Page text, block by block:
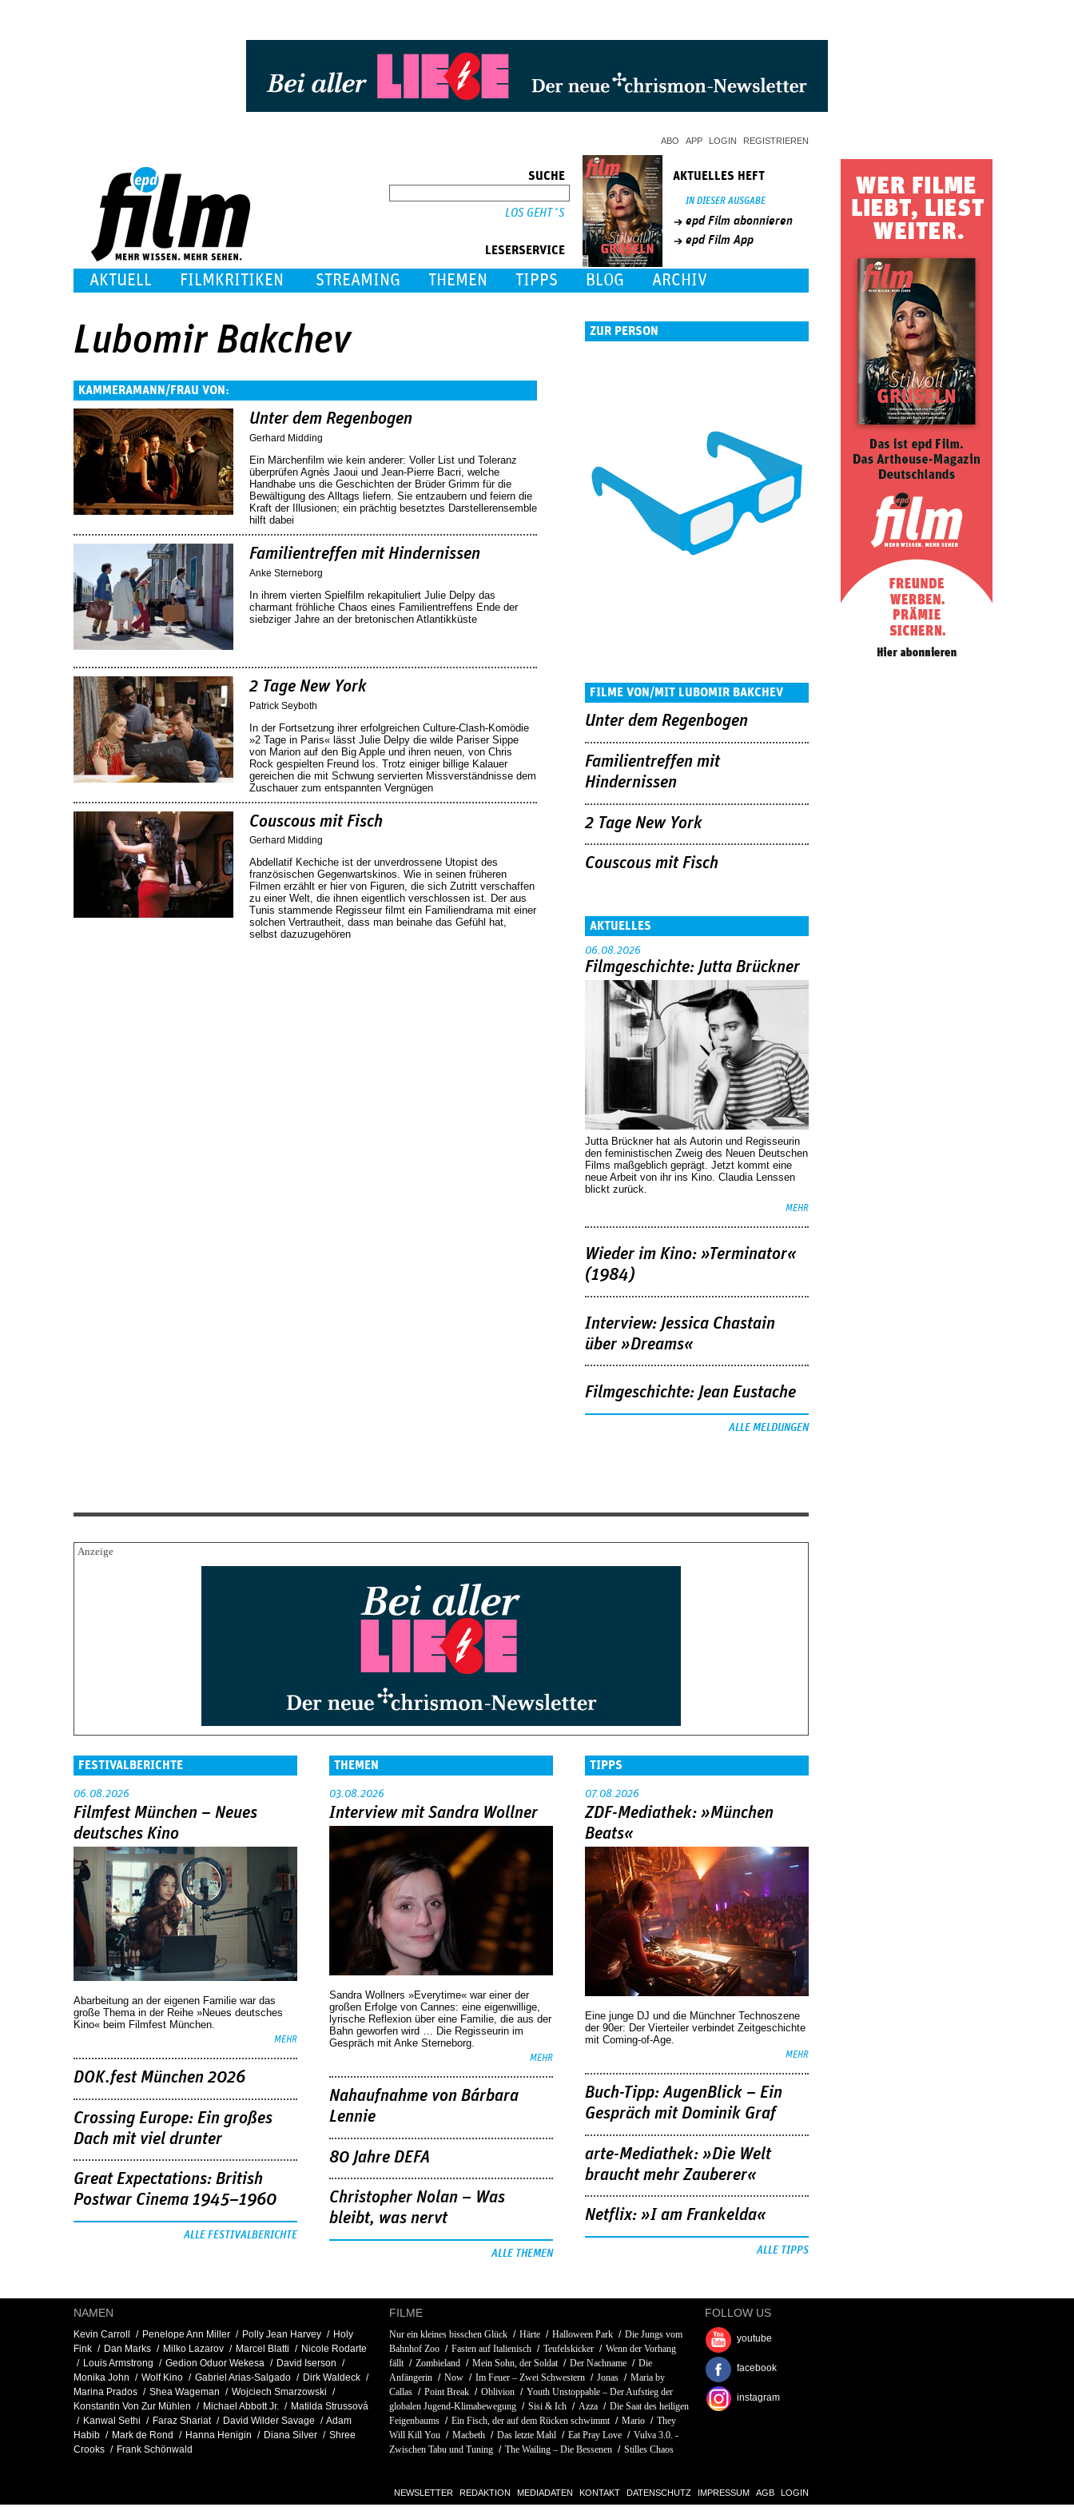
ABO APP LOGIN REGISTRIEREN
SUCHE
LESERSERVICE
AKTUELLES HEFT
IN DIESER AUSGABE
epd Film abonnieren
epd Film App
AKTUELL FILMKRITIKEN STREAMING THEMEN TIPPS BLOG ARCHIV
Lubomir Bakchev
KAMMERAMANN/FRAU VON:
Unter dem Regenbogen
Gerhard Midding
Ein Märchenfilm wie kein anderer: Voller List und Toleranz
überprüfen Agnès Jaoui und Jean-Pierre Bacri, welche
Handhabe uns die Geschichten der Brüder Grimm für die
Bewältigung des Alltags liefern. Sie entzaubern und feiern die
Kraft der Illusionen; ein prächtig besetztes Darstellerensemble
hilft dabei
Familientreffen mit Hindernissen
Anke Sterneborg
In ihrem vierten Spielfilm rekapituliert Julie Delpy das
charmant fröhliche Chaos eines Familientreffens Ende der
siebziger Jahre an der bretonischen Atlantikküste
2 Tage New York
Patrick Seyboth
In der Fortsetzung ihrer erfolgreichen Culture-Clash-Komödie
»2 Tage in Paris« lässt Julie Delpy die wilde Pariser Sippe
von Marion auf den Big Apple und ihren neuen, von Chris
Rock gespielten Freund los. Trotz einiger billige Kalauer
gereichen die mit Schwung servierten Missverständnisse dem
Zuschauer zum entspannten Vergnügen
Couscous mit Fisch
Gerhard Midding
Abdellatif Kechiche ist der unverdrossene Utopist des
französischen Gegenwartskinos. Wie in seinen früheren
Filmen erzählt er hier von Figuren, die sich Zutritt verschaffen
zu einer Welt, die ihnen eigentlich verschlossen ist. Der aus
Tunis stammende Regisseur filmt ein Familiendrama mit einer
solchen Vertrautheit, dass man beinahe das Gefühl hat,
selbst dazuzugehören
ZUR PERSON
FILME VON/MIT LUBOMIR BAKCHEV
Unter dem Regenbogen
Familientreffen mit
Hindernissen
2 Tage New York
Couscous mit Fisch
AKTUELLES
06.08.2026
Filmgeschichte: Jutta Brückner
Jutta Brückner hat als Autorin und Regisseurin
den feministischen Zweig des Neuen Deutschen
Films maßgeblich geprägt. Jetzt kommt eine
neue Arbeit von ihr ins Kino. Claudia Lenssen
blickt zurück.
MEHR
Wieder im Kino: »Terminator«
(1984)
Interview: Jessica Chastain
über »Dreams«
Filmgeschichte: Jean Eustache
ALLE MELDUNGEN
FESTIVALBERICHTE
06.08.2026
Filmfest München – Neues
deutsches Kino
Abarbeitung an der eigenen Familie war das
große Thema in der Reihe »Neues deutsches
Kino« beim Filmfest München.
MEHR
DOK.fest München 2026
Crossing Europe: Ein großes
Dach mit viel drunter
Great Expectations: British
Postwar Cinema 1945–1960
ALLE FESTIVALBERICHTE
THEMEN
03.08.2026
Interview mit Sandra Wollner
Sandra Wollners »Everytime« war einer der
großen Erfolge von Cannes: eine eigenwillige,
lyrische Reflexion über eine ­Familie, die aus der
Bahn geworfen wird … Die Regisseurin im
Gespräch mit Anke Sterneborg.
MEHR
Nahaufnahme von Bárbara
Lennie
80 Jahre DEFA
Christopher Nolan – Was
bleibt, was nervt
ALLE THEMEN
TIPPS
07.08.2026
ZDF-Mediathek: »München
Beats«
Eine junge DJ und die Münchner Technoszene
der 90er: Der Vierteiler verbindet Zeitgeschichte
mit Coming-of-Age.
MEHR
Buch-Tipp: AugenBlick – Ein
Gespräch mit Dominik Graf
arte-Mediathek: »Die Welt
braucht mehr Zauberer«
Netflix: »I am Frankelda«
ALLE TIPPS
NAMEN
Kevin Carroll Penelope Ann Miller Polly Jean Harvey
Holy
Fink
Dan Marks Milko Lazarov Marcel Blatti
Nicole Rodarte
Louis Armstrong
Gedion Oduor Wekesa
David Iserson
Monika John
Wolf Kino Gabriel Arias-Salgado
Dirk Waldeck
Marina Prados
Shea Wageman
Wojciech Smarzowski
Konstantin Von Zur Mühlen
Michael Abbott Jr.
Matilda Strussová
Kanwal Sethi
Faraz Shariat David Wilder Savage
Adam
Habib
Mark de Rond Hanna Henigin Diana Silver
Shree
Crooks
Frank Schönwald
FILME
Nur ein kleines bisschen Glück Härte Halloween Park
Die Jungs vom
Bahnhof Zoo
Fasten auf Italienisch Teufelskicker
Wenn der Vorhang
fällt
Zombieland Mein Sohn, der Soldat Der Nachname
Die
Anfängerin
Now Im Feuer – Zwei Schwestern Jonas
Maria by
Callas
Point Break Oblivion
Youth Unstoppable – Der Aufstieg der
globalen Jugend-Klimabewegung
Sisi & Ich Azza
Die Saat des heiligen
Feigenbaums
Ein Fisch, der auf dem Rücken schwimmt Mario
They
Will Kill You
Macbeth Das letzte Mahl Eat Pray Love
Vulva 3.0. -
Zwischen Tabu und Tuning
The Wailing – Die Bessenen Stilles Chaos
FOLLOW US
youtube
facebook
instagram
NEWSLETTER REDAKTION MEDIADATEN KONTAKT DATENSCHUTZ IMPRESSUM AGB LOGIN